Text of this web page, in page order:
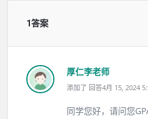
1答案
厚仁李老师
添加了 回答4月 15, 2024
同学您好，请问您